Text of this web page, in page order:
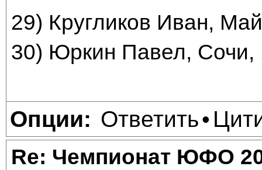
29) Кругликов Иван,
30) Юркин Павел, Сочи,
Опции: Ответить•
Re: Чемпионат ЮФО